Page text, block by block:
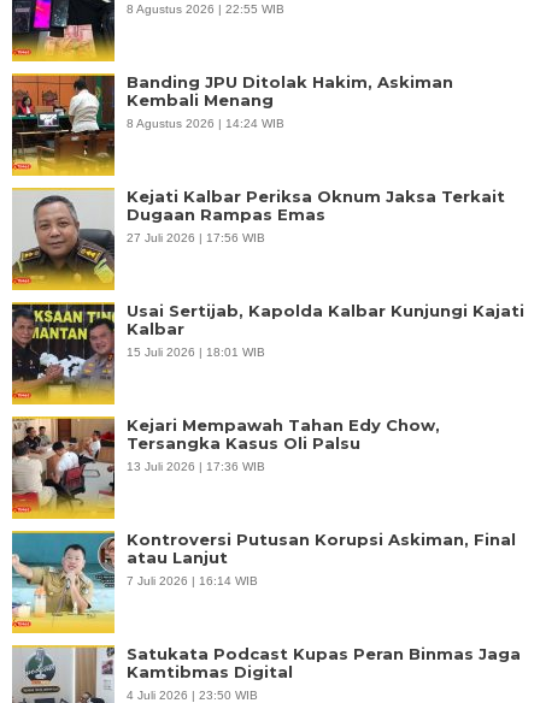
8 Agustus 2026 | 22:55 WIB
Banding JPU Ditolak Hakim, Askiman
Kembali Menang
8 Agustus 2026 | 14:24 WIB
Kejati Kalbar Periksa Oknum Jaksa Terkait
Dugaan Rampas Emas
27 Juli 2026 | 17:56 WIB
Usai Sertijab, Kapolda Kalbar Kunjungi Kajati
Kalbar
15 Juli 2026 | 18:01 WIB
Kejari Mempawah Tahan Edy Chow,
Tersangka Kasus Oli Palsu
13 Juli 2026 | 17:36 WIB
Kontroversi Putusan Korupsi Askiman, Final
atau Lanjut
7 Juli 2026 | 16:14 WIB
Satukata Podcast Kupas Peran Binmas Jaga
Kamtibmas Digital
4 Juli 2026 | 23:50 WIB